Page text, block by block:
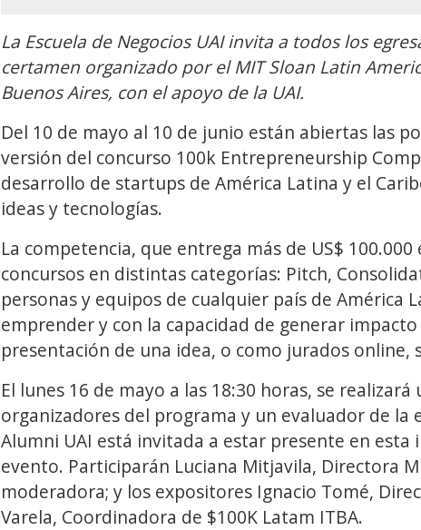
La Escuela de Negocios UAI invita a todos los
certamen organizado por el MIT Sloan Latin
Buenos Aires, con el apoyo de la UAI.
Del 10 de mayo al 10 de junio están abiertas las
versión del concurso 100k Entrepreneurship
desarrollo de startups de América Latina y el
ideas y tecnologías.
La competencia, que entrega más de US$
concursos en distintas categorías: Pitch,
personas y equipos de cualquier país de América
emprender y con la capacidad de generar
presentación de una idea, o como jurados online,
El lunes 16 de mayo a las 18:30 horas, se
organizadores del programa y un evaluador de la
Alumni UAI está invitada a estar presente en esta
evento. Participarán Luciana Mitjavila, Directora
moderadora; y los expositores Ignacio Tomé,
Varela, Coordinadora de $100K Latam ITBA.